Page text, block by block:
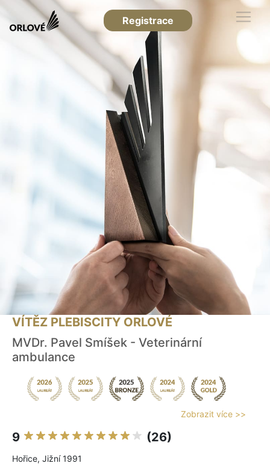
Registrace
VÍTĚZ PLEBISCITY ORLOVÉ
MVDr. Pavel Smíšek - Veterinární
ambulance
Zobrazit více >>
9 (26)
Hořice, Jižní 1991